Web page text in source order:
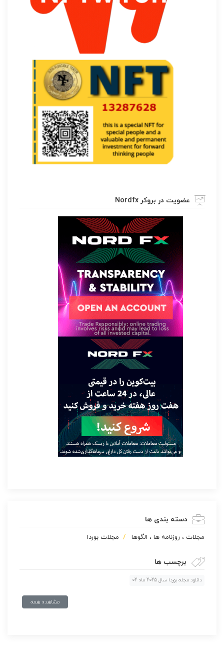
عضویت در بروکر Nordfx
دسته بندی ها
مجلات ، روزنامه ها ، الگوها مجلات بوردا
برچسب ها
دانلود مجله بوردا سال 2025 ماه 02
مشاهده همه